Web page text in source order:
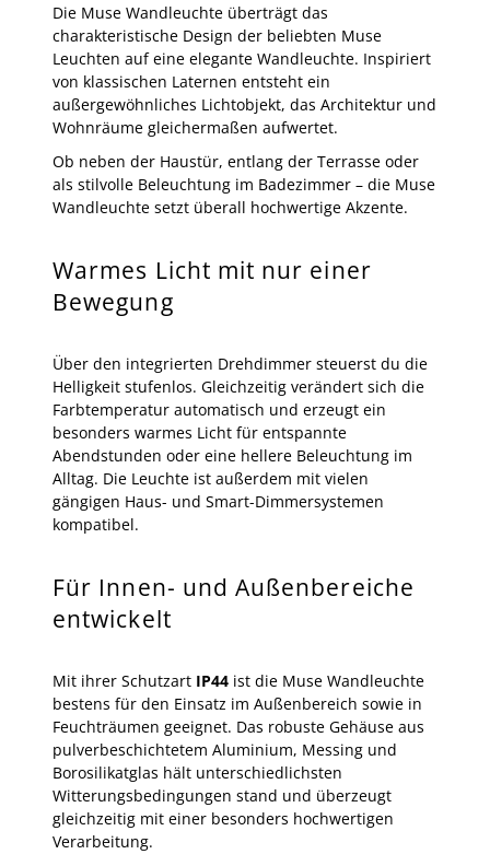
Die Muse Wandleuchte überträgt das
charakteristische Design der beliebten Muse
Leuchten auf eine elegante Wandleuchte. Inspiriert
von klassischen Laternen entsteht ein
außergewöhnliches Lichtobjekt, das Architektur und
Wohnräume gleichermaßen aufwertet.
Ob neben der Haustür, entlang der Terrasse oder
als stilvolle Beleuchtung im Badezimmer – die Muse
Wandleuchte setzt überall hochwertige Akzente.
Warmes Licht mit nur einer
Bewegung
Über den integrierten Drehdimmer steuerst du die
Helligkeit stufenlos. Gleichzeitig verändert sich die
Farbtemperatur automatisch und erzeugt ein
besonders warmes Licht für entspannte
Abendstunden oder eine hellere Beleuchtung im
Alltag. Die Leuchte ist außerdem mit vielen
gängigen Haus- und Smart-Dimmersystemen
kompatibel.
Für Innen- und Außenbereiche
entwickelt
Mit ihrer Schutzart IP44 ist die Muse Wandleuchte
bestens für den Einsatz im Außenbereich sowie in
Feuchträumen geeignet. Das robuste Gehäuse aus
pulverbeschichtetem Aluminium, Messing und
Borosilikatglas hält unterschiedlichsten
Witterungsbedingungen stand und überzeugt
gleichzeitig mit einer besonders hochwertigen
Verarbeitung.